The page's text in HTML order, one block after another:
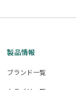
製品情報
ブランド一覧